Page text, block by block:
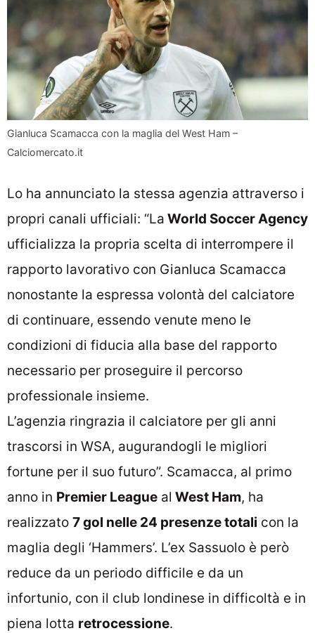
Gianluca Scamacca con la maglia del West Ham –
Calciomercato.it
Lo ha annunciato la stessa agenzia attraverso i
propri canali ufficiali: “La World Soccer Agency
ufficializza la propria scelta di interrompere il
rapporto lavorativo con Gianluca Scamacca
nonostante la espressa volontà del calciatore
di continuare, essendo venute meno le
condizioni di fiducia alla base del rapporto
necessario per proseguire il percorso
professionale insieme.
L’agenzia ringrazia il calciatore per gli anni
trascorsi in WSA, augurandogli le migliori
fortune per il suo futuro”. Scamacca, al primo
anno in Premier League al West Ham, ha
realizzato 7 gol nelle 24 presenze totali con la
maglia degli ‘Hammers’. L’ex Sassuolo è però
reduce da un periodo difficile e da un
infortunio, con il club londinese in difficoltà e in
piena lotta retrocessione.